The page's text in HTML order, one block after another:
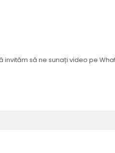
invităm să ne sunați video pe